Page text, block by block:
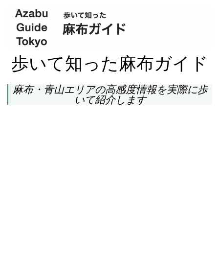
歩いて知った麻布ガイド
麻布・青山エリアの高感度情報を実際に歩
いて紹介します